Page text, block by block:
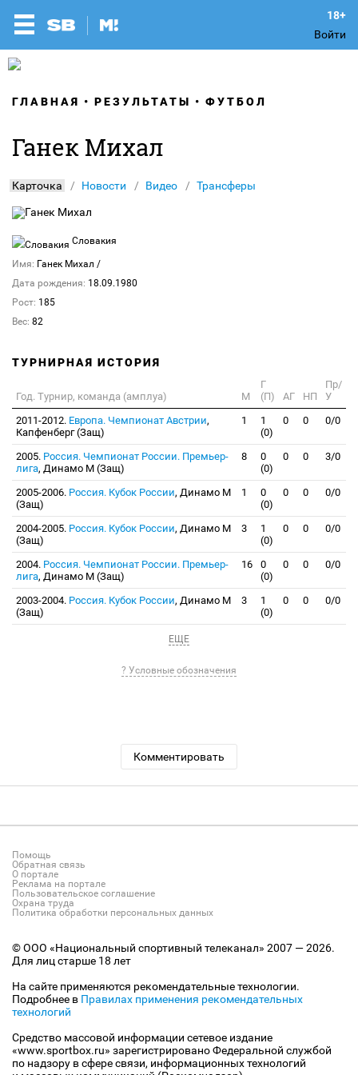
Войти
ГЛАВНАЯ РЕЗУЛЬТАТЫ ФУТБОЛ
Ганек Михал
Карточка Новости Видео Трансферы
Словакия
Имя: Ганек Михал /
Дата рождения: 18.09.1980
Рост: 185
Вес: 82
ТУРНИРНАЯ ИСТОРИЯ
Год. Турнир, команда (амплуа) М
Г
(П)
АГ НП
Пр/
У
2011-2012. Европа. Чемпионат Австрии,
Капфенберг (Защ)
1
1
(0)
0 0 0/0
2005. Россия. Чемпионат России. Премьер-
лига, Динамо М (Защ)
8
0
(0)
0 0 3/0
2005-2006. Россия. Кубок России, Динамо М
(Защ)
1
0
(0)
0 0 0/0
2004-2005. Россия. Кубок России, Динамо М
(Защ)
3
1
(0)
0 0 0/0
2004. Россия. Чемпионат России. Премьер-
лига, Динамо М (Защ)
16
0
(0)
0 0 0/0
2003-2004. Россия. Кубок России, Динамо М
(Защ)
3
1
(0)
0 0 0/0
ЕЩЕ
? Условные обозначения
Комментировать
Помощь
Обратная связь
О портале
Реклама на портале
Пользовательское соглашение
Охрана труда
Политика обработки персональных данных
© ООО «Национальный спортивный телеканал» 2007 — 2026.
Для лиц старше 18 лет
На сайте применяются рекомендательные технологии.
Подробнее в Правилах применения рекомендательных
технологий
Средство массовой информации сетевое издание
«www.sportbox.ru» зарегистрировано Федеральной службой
по надзору в сфере связи, информационных технологий